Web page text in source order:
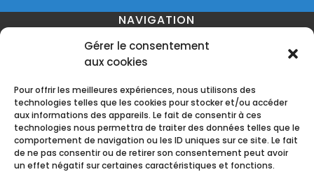
Gérer le consentement
aux cookies
Pour offrir les meilleures expériences, nous utilisons des
technologies telles que les cookies pour stocker et/ou accéder
aux informations des appareils. Le fait de consentir à ces
technologies nous permettra de traiter des données telles que le
comportement de navigation ou les ID uniques sur ce site. Le fait
de ne pas consentir ou de retirer son consentement peut avoir
un effet négatif sur certaines caractéristiques et fonctions.
NAVIGATION
Accueil Contact
Secteurs
RÉALISATION